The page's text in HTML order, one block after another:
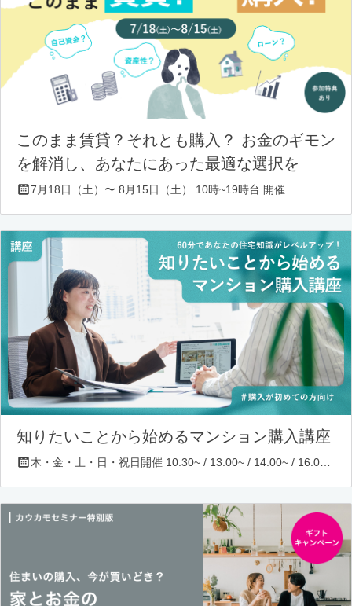
このまま賃貸？それとも購入？ お金のギモン
を解消し、あなたにあった最適な選択を
7月18日（土）〜 8月15日（土） 10時~19時台 開催
知りたいことから始めるマンション購入講座